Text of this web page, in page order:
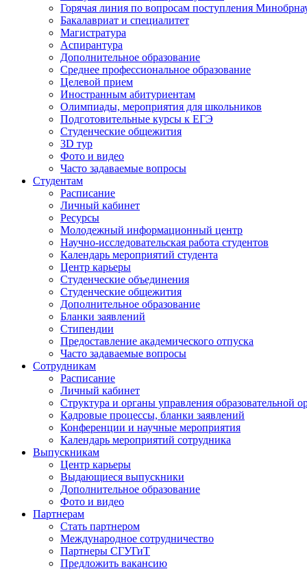
Горячая линия по вопросам поступления
Бакалавриат и специалитет
Магистратура
Аспирантура
Дополнительное образование
Среднее профессиональное образование
Целевой прием
Иностранным абитуриентам
Олимпиады, мероприятия для школьников
Подготовительные курсы к ЕГЭ
Студенческие общежития
3D тур
Фото и видео
Часто задаваемые вопросы
Студентам
Расписание
Личный кабинет
Ресурсы
Молодежный информационный центр
Научно-исследовательская работа студентов
Календарь мероприятий студента
Центр карьеры
Студенческие объединения
Студенческие общежития
Дополнительное образование
Бланки заявлений
Стипендии
Предоставление академического отпуска
Часто задаваемые вопросы
Сотрудникам
Расписание
Личный кабинет
Структура и органы управления образовательной
Кадровые процессы, бланки заявлений
Конференции и научные мероприятия
Календарь мероприятий сотрудника
Выпускникам
Центр карьеры
Выдающиеся выпускники
Дополнительное образование
Фото и видео
Партнерам
Стать партнером
Международное сотрудничество
Партнеры СГУГиТ
Предложить вакансию